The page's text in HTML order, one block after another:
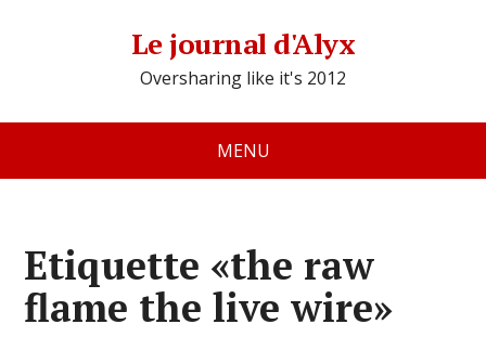
Le journal d'Alyx
Oversharing like it's 2012
MENU
Etiquette «the raw
flame the live wire»